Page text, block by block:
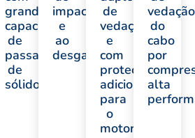
grande
capacidade
de
passagem
de
sólidos
impacto
e
ao
desgaste
de
vedação
e
com
proteção
adicional
para
o
motor
vedação
do
cabo
por
alta